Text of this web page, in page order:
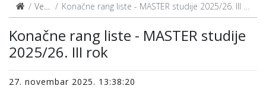
Vesti Konačne rang liste - MASTER studije 2025/26. III rok
Konačne rang liste - MASTER studije
2025/26. III rok
27. novembar 2025. 13:38:20